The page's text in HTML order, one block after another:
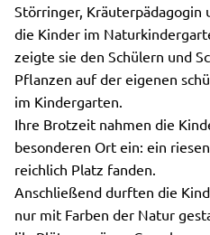
Störringer, Kräuterpädagogin
die Kinder im
zeigte sie den Schülern und
Pflanzen auf der eigenen
im Kindergarten.
Ihre Brotzeit nahmen die
besonderen Ort ein: ein
reichlich Platz fanden.
Anschließend durften die
nur mit Farben der Natur